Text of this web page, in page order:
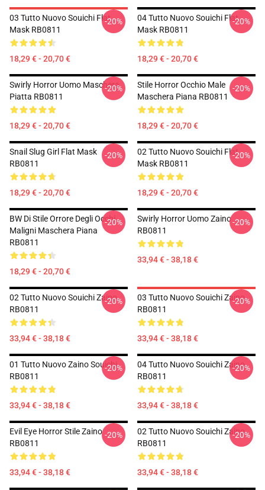
03 Tutto Nuovo Souichi Flat
Mask RB0811
18,29 € - 20,70 €
-20%
04 Tutto Nuovo Souichi Flat
Mask RB0811
18,29 € - 20,70 €
-20%
Swirly Horror Uomo Maschera
Piatta RB0811
18,29 € - 20,70 €
-20%
Stile Horror Occhio Male
Maschera Piana RB0811
18,29 € - 20,70 €
-20%
Snail Slug Girl Flat Mask
RB0811
18,29 € - 20,70 €
-20%
02 Tutto Nuovo Souichi Flat
Mask RB0811
18,29 € - 20,70 €
-20%
BW Di Stile Orrore Degli Occhi
Maligni Maschera Piana
RB0811
18,29 € - 20,70 €
-20%
Swirly Horror Uomo Zaino
RB0811
33,94 € - 38,18 €
-20%
02 Tutto Nuovo Souichi Zaino
RB0811
33,94 € - 38,18 €
-20%
03 Tutto Nuovo Souichi Zaino
RB0811
33,94 € - 38,18 €
-20%
01 Tutto Nuovo Zaino Souichi
RB0811
33,94 € - 38,18 €
-20%
04 Tutto Nuovo Souichi Zaino
RB0811
33,94 € - 38,18 €
-20%
Evil Eye Horror Stile Zaino
RB0811
33,94 € - 38,18 €
-20%
02 Tutto Nuovo Souichi Zaino
RB0811
33,94 € - 38,18 €
-20%